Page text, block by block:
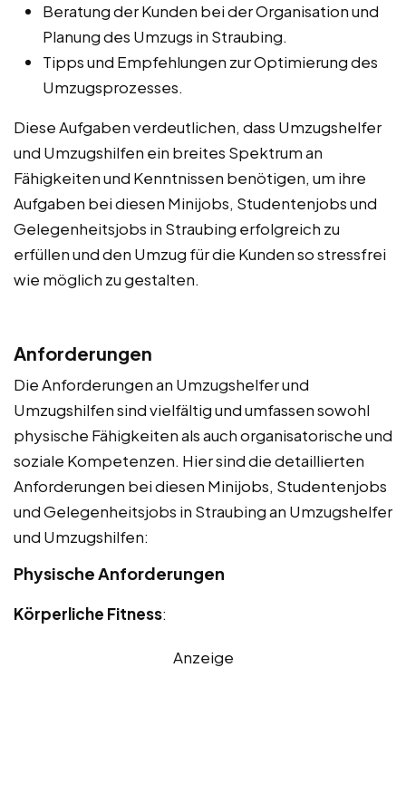
Beratung der Kunden bei der Organisation und
Planung des Umzugs in Straubing.
Tipps und Empfehlungen zur Optimierung des
Umzugsprozesses.
Diese Aufgaben verdeutlichen, dass Umzugshelfer
und Umzugshilfen ein breites Spektrum an
Fähigkeiten und Kenntnissen benötigen, um ihre
Aufgaben bei diesen Minijobs, Studentenjobs und
Gelegenheitsjobs in Straubing erfolgreich zu
erfüllen und den Umzug für die Kunden so stressfrei
wie möglich zu gestalten.
Anforderungen
Die Anforderungen an Umzugshelfer und
Umzugshilfen sind vielfältig und umfassen sowohl
physische Fähigkeiten als auch organisatorische und
soziale Kompetenzen. Hier sind die detaillierten
Anforderungen bei diesen Minijobs, Studentenjobs
und Gelegenheitsjobs in Straubing an Umzugshelfer
und Umzugshilfen:
Physische Anforderungen
Körperliche Fitness:
Anzeige